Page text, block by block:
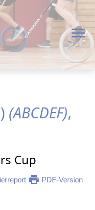
menu
(ABCDEF),
Cup
print PDF-Version